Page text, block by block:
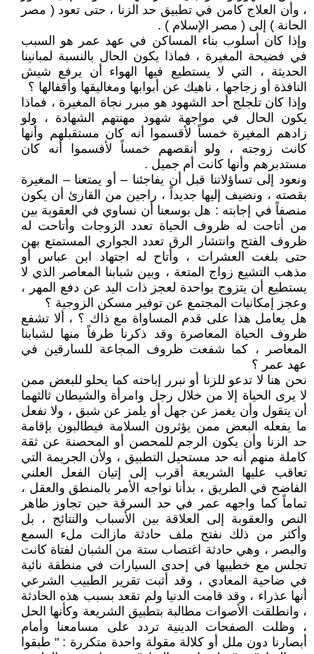
، وأن العلاج كامن في تطبيق حد الزنا ، حتى تعود ( مصر
الحانة ) إلى ( مصر الإسلام ) .
وإذا كان أسلوب بناء المساكن في عهد عمر هو السبب
في فضيحة المغيرة ، فماذا يكون الحال بالنسبة لمبانينا
الحديثة ، التي لا يستطيع فيها الهواء أن يرفع شيش
النافذة أو زجاجها ، ناهيك عن أبوابها ومغاليقها وأقفالها ؟
وإذا كان تلجلج أحد الشهود هو مبرر نجاة المغيرة ، فماذا
يكون الحال في مواجهة شهود مهنتهم الشهادة ، ولو
زادهم المغيرة خمساً لأقسموا أنه كان مستقبلهم وأنها
كانت زوجته ، ولو أنقصهم خمساً لأقسموا أنه كان
مستدبرهم وأنها كانت أم جميل .
ونعود إلى تساؤلاتنا قبل أن يفاجئنا – أو يمتعنا – المغيرة
بقصته ، ونضيف إليها جديداً ، راجين من القارئ أن يكون
منصفاً في إجابته : هل بوسعنا أن نساوي في العقوبة بين
من أتاحت له ظروف الحياة تعدد الزوجات وأتاحت له
ظروف الفتح وانتشار الرق تعدد الجواري المستمتع بهن
حتى بلغت العشرات ، وأتاح له اجتهاد ابن عباس أو
مذهب التشيع زواج المتعة ، وبين شبابنا المعاصر الذي لا
يستطيع أن يتزوج بواحدة لعجز ذات اليد عن دفع المهر ،
وعجز إمكانيات المجتمع عن توفير مسكن الزوجية ؟
هل يعامل هذا على قدم المساواة مع ذاك ؟ ، ألا تشفع
ظروف الحياة المعاصرة وقد ذكرنا طرفاً منها لشبابنا
المعاصر ، كما شفعت ظروف المجاعة للسارقين في
عهد عمر ؟
نحن هنا لا تدعو للزنا أو نبرر إباحته كما يحلو للبعض ممن
لا يرى الحياة إلا من خلال رجل وامرأة والشيطان ثالثهما
أن يتقول وأن يغمز عن جهل أو يلمز عن شبق ، ولا نفعل
ما يفعله البعض ممن يؤثرون السلامة فيطالبون بإقامة
حد الزنا وأن يكون الرجم للمحصن أو المحصنة عن ثقة
كاملة منهم أنه حد مستحيل التطبيق ، ولأن الجريمة التي
تعاقب عليها الشريعة أقرب إلى إتيان الفعل العلني
الفاضح في الطريق ، بدأنا نواجه الأمر بالمنطق والعقل ،
تماماً كما واجهه عمر في حد السرقة حين تجاوز ظاهر
النص والعقوبة إلى العلاقة بين الأسباب والنتائج ، بل
وأكثر من ذلك نفتح ملف حادثة مازالت ملء السمع
والبصر ، وهي حادثة اغتصاب ستة من الشبان لفتاة كانت
تجلس مع خطيبها في إحدى السيارات في منطقة نائية
في ضاحية المعادي ، وقد أثبت تقرير الطبيب الشرعي
أنها عذراء ، وقد قامت الدنيا ولم تقعد بسبب هذه الحادثة
، وانطلقت الأصوات مطالبة بتطبيق الشريعة وكأنها الحل
، وظلت الصفحات الدينية تردد على مسامعنا وأمام
أبصارنا دون ملل أو كلالة مقولة واحدة متكررة : " طبقوا